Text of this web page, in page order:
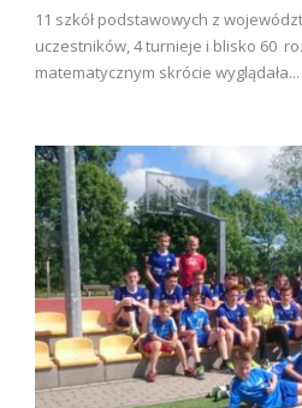
11 szkół podstawowych z
uczestników, 4 turnieje i blisko 60
matematycznym skrócie wyglądała...